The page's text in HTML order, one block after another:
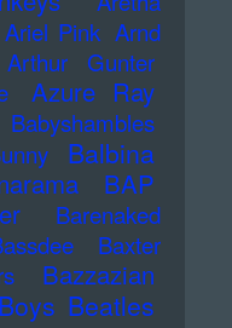
Ariel Pink Arnd
Arthur Gunter
Azure Ray
Babyshambles
Balbina
BAP
Barenaked
Baxter
Bazzazian
Beatles